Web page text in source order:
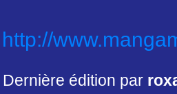
http://
Dernière édition par